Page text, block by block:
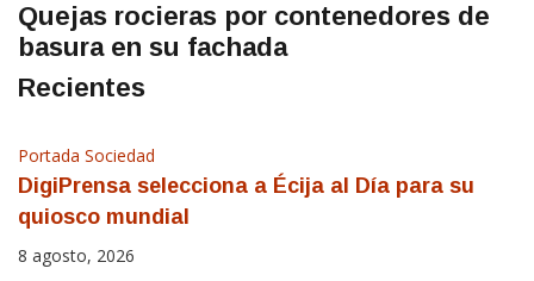
artículo
Quejas rocieras por contenedores de
basura en su fachada
Recientes
Portada Sociedad
DigiPrensa selecciona a Écija al Día para su
quiosco mundial
8 agosto, 2026